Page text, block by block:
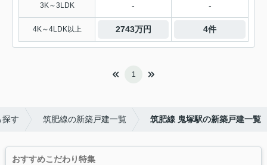
3K～3LDK - -
4K～4LDK以上 2743万円 4件
1
探す 筑肥線の新築戸建一覧 筑肥線 鬼塚駅の新築戸建一覧
おすすめこだわり特集